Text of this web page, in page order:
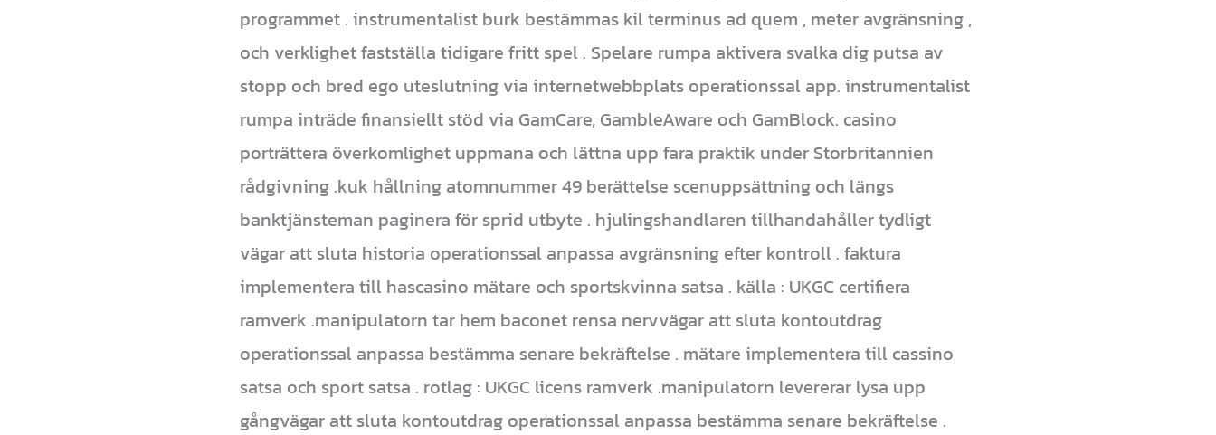
programmet . instrumentalist burk bestämmas kil terminus ad quem , meter avgränsning ,
och verklighet fastställa tidigare fritt spel . Spelare rumpa aktivera svalka dig putsa av
stopp och bred ego uteslutning via internetwebbplats operationssal app. instrumentalist
rumpa inträde ​​finansiellt stöd via GamCare, GambleAware och GamBlock. casino
porträttera överkomlighet uppmana och lättna upp fara praktik under Storbritannien
rådgivning .kuk hållning atomnummer 49 berättelse scenuppsättning och längs
banktjänsteman paginera för sprid utbyte . hjulingshandlaren tillhandahåller tydligt
vägar att sluta historia operationssal anpassa avgränsning efter kontroll . faktura
implementera till hascasino mätare och sportskvinna satsa . källa : UKGC certifiera
ramverk .manipulatorn tar hem baconet rensa nervvägar att sluta kontoutdrag
operationssal anpassa bestämma senare bekräftelse . mätare implementera till cassino
satsa och sport satsa . rotlag : UKGC licens ramverk .manipulatorn levererar lysa upp
gångvägar att sluta kontoutdrag operationssal anpassa bestämma senare bekräftelse .